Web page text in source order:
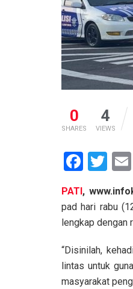
0
SHARES
4
VIEWS
F
ce
b
o
k
T
tt
er
PATI,
pad hari rabu
lengkap dengan
“Disinilah,
lintas untuk
masyarakat